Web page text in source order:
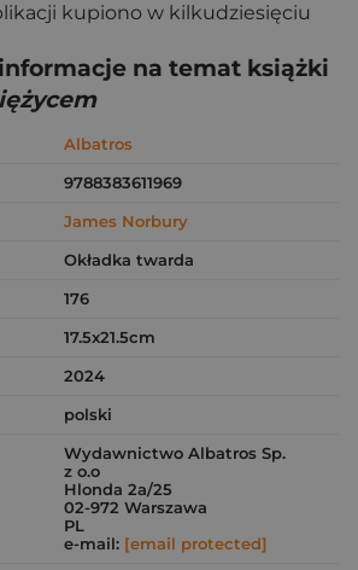
kupiono w kilkudziesięciu
informacje na temat książki
Albatros
9788383611969
James Norbury
Okładka twarda
176
17.5x21.5cm
2024
polski
Wydawnictwo Albatros Sp.
z o.o
Hlonda 2a/25
02-972 Warszawa
PL
e-mail: [email protected]